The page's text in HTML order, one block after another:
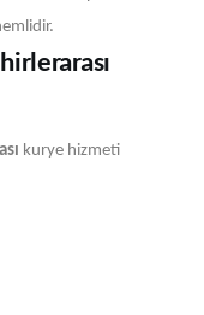
kurye hizmeti